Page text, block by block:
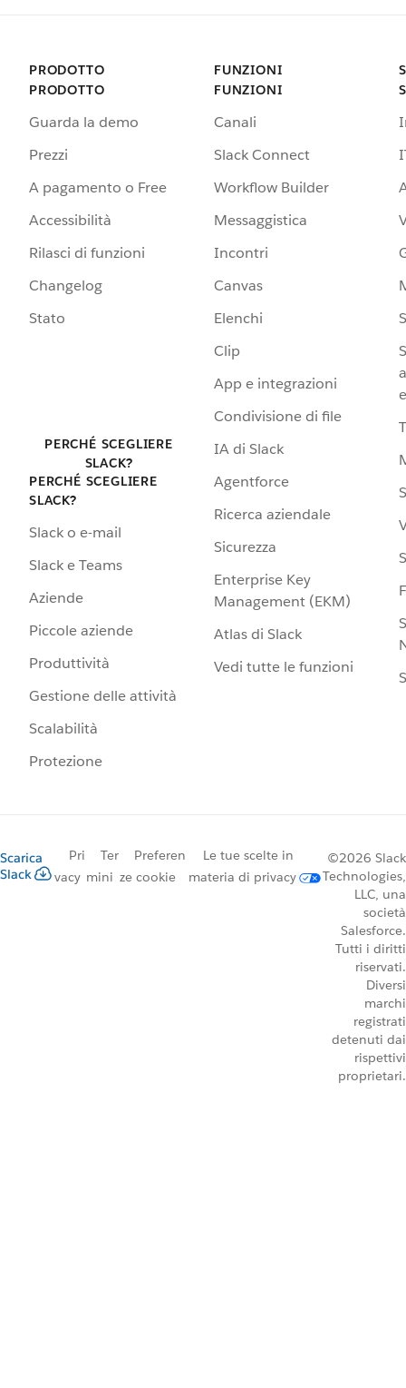
PRODOTTO
PRODOTTO
Guarda la demo
Prezzi
A pagamento o Free
Accessibilità
Rilasci di funzioni
Changelog
Stato
PERCHÉ SCEGLIERE
SLACK?
PERCHÉ SCEGLIERE
SLACK?
Slack o e-mail
Slack e Teams
Aziende
Piccole aziende
Produttività
Gestione delle attività
Scalabilità
Protezione
FUNZIONI
FUNZIONI
Canali
Slack Connect
Workflow Builder
Messaggistica
Incontri
Canvas
Elenchi
Clip
App e integrazioni
Condivisione di file
IA di Slack
Agentforce
Ricerca aziendale
Sicurezza
Enterprise Key
Management (EKM)
Atlas di Slack
Vedi tutte le funzioni
Scarica
Slack
Pri
vacy
Ter
mini
Preferen
ze cookie
Le tue scelte in
materia di privacy
©2026 Slack
Technologies,
LLC, una
società
Salesforce.
Tutti i diritti
riservati.
Diversi
marchi
registrati
detenuti dai
rispettivi
proprietari.